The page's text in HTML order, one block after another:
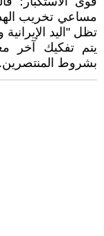
مساعي تخريب
تظل "اليد
يتم تفكيك آخر
بشروط المنتصرين.